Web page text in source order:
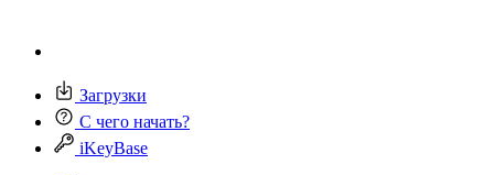
Загрузки
С чего начать?
iKeyBase